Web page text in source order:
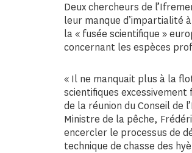
Deux chercheurs de
leur manque d’impartialité
la « fusée scientifique »
concernant les espèces
« Il ne manquait plus à la
scientifiques
de la réunion du Conseil de
Ministre de la pêche,
encercler le processus de
technique de chasse des